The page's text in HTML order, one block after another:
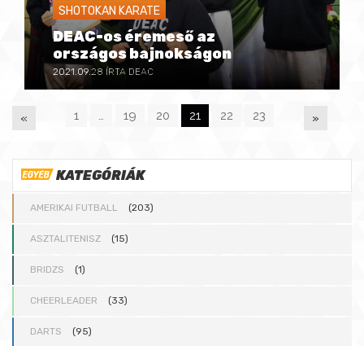
SHOTOKAN KARATE
DEAC-os éremeső az
országos bajnokságon
2021.09.28 ÍRTA DEAC
P
A
G
E
S
« 1 … 19 20 21 22 23 »
KATEGÓRIÁK
AMERIKAI FUTBALL (203)
ASZTALITENISZ (15)
BRIDZS (1)
CHEERLEADER (33)
DARTS (95)